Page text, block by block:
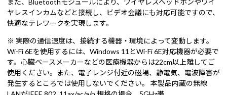
ヤレスインカムなどと接続し、ビデオ会議にも対応可能ですので、
快適なテレワークを実現します。
※ 実際の通信速度は、接続する機器・環境によって変動します。
Wi-Fi 6Eを使用するには、Windows 11とWi-Fi 6E対応機器が必要で
す。心臓ペースメーカーなどの医療機器からは22cm以上離してご
使用ください。また、電子レンジ付近の磁場、静電気、電波障害が
発生するところでは使用しないでください。 本製品内蔵の無線